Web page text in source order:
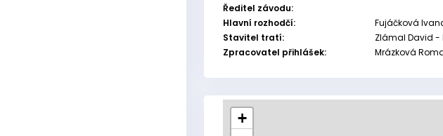
Ředitel závodu:
Hlavní rozhodčí:
Fujáčková
Stavitel tratí:
Zlámal David -
Zpracovatel přihlášek:
Mrázková
+